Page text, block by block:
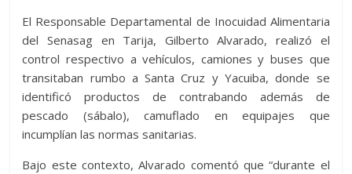
El Responsable Departamental de Inocuidad Alimentaria
del Senasag en Tarija, Gilberto Alvarado, realizó el
control respectivo a vehículos, camiones y buses que
transitaban rumbo a Santa Cruz y Yacuiba, donde se
identificó productos de contrabando además de
pescado (sábalo), camuflado en equipajes que
incumplían las normas sanitarias.
Bajo este contexto, Alvarado comentó que “durante el